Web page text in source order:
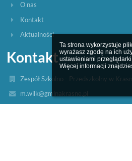
Ta strona wykorzystuje
wyrażasz zgodę na ich
ustawieniami
Więcej informacji
O nas
Kontakt
Aktualności
Kontakt
Zespół Szkolno - Przedszkolny w
m.wilk@gminakrasne.pl